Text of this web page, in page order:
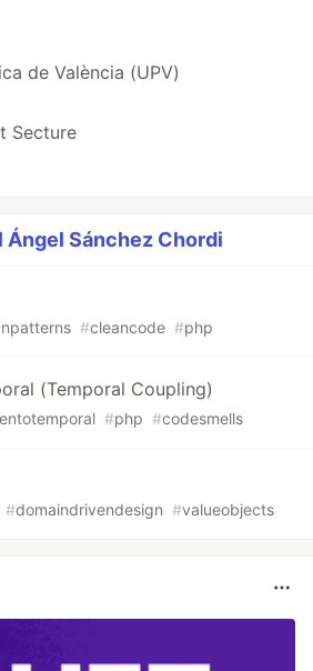
de València (UPV)
Secture
Ángel Sánchez Chordi
#cleancode #php
(Temporal Coupling)
#php #codesmells
#domaindrivendesign #valueobjects